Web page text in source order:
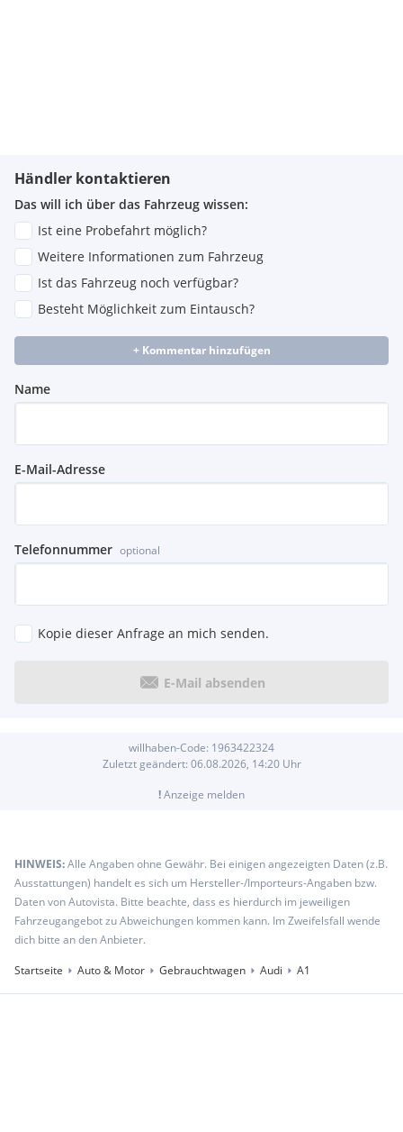
Händler kontaktieren
Das will ich über das Fahrzeug wissen:
Ist eine Probefahrt möglich?
Weitere Informationen zum Fahrzeug
Ist das Fahrzeug noch verfügbar?
Besteht Möglichkeit zum Eintausch?
+ Kommentar hinzufügen
Name
E-Mail-Adresse
Telefonnummer optional
Kopie dieser Anfrage an mich senden.
E-Mail absenden
willhaben-Code: 1963422324
Zuletzt geändert: 06.08.2026, 14:20Uhr
!Anzeige melden
HINWEIS:Alle Angaben ohne Gewähr. Bei einigen angezeigten Daten (z.B.
Ausstattungen) handelt es sich um Hersteller-/Importeurs-Angaben bzw.
Daten von Autovista. Bitte beachte, dass es hierdurch im jeweiligen
Fahrzeugangebot zu Abweichungen kommen kann. Im Zweifelsfall wende
dich bitte an den Anbieter.
Startseite
Auto & Motor Gebrauchtwagen Audi A1